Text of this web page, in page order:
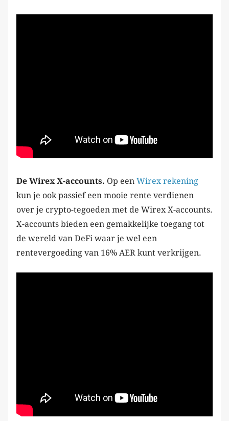
De Wirex X-accounts. Op een Wirex rekening
kun je ook passief een mooie rente verdienen
over je crypto-tegoeden met de Wirex X-accounts.
X-accounts bieden een gemakkelijke toegang tot
de wereld van DeFi waar je wel een
rentevergoeding van 16% AER kunt verkrijgen.